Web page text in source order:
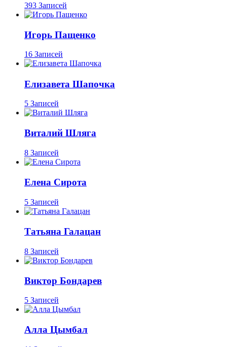
393 Записей
Игорь Пащенко
16 Записей
Елизавета Шапочка
5 Записей
Виталий Шляга
8 Записей
Елена Сирота
5 Записей
Татьяна Галацан
8 Записей
Виктор Бондарев
5 Записей
Алла Цымбал